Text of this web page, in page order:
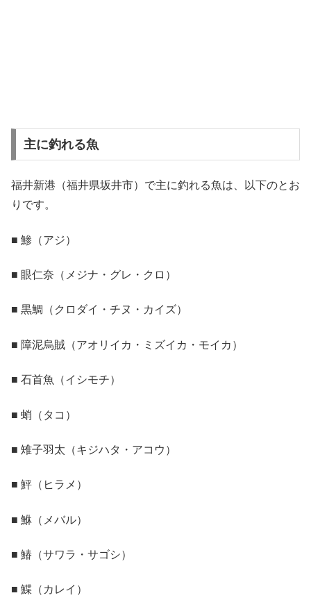
主に釣れる魚
福井新港（福井県坂井市）で主に釣れる魚は、以下のとお
りです。
■ 鯵（アジ）
■ 眼仁奈（メジナ・グレ・クロ）
■ 黒鯛（クロダイ・チヌ・カイズ）
■ 障泥烏賊（アオリイカ・ミズイカ・モイカ）
■ 石首魚（イシモチ）
■ 蛸（タコ）
■ 雉子羽太（キジハタ・アコウ）
■ 鮃（ヒラメ）
■ 鮴（メバル）
■ 鰆（サワラ・サゴシ）
■ 鰈（カレイ）